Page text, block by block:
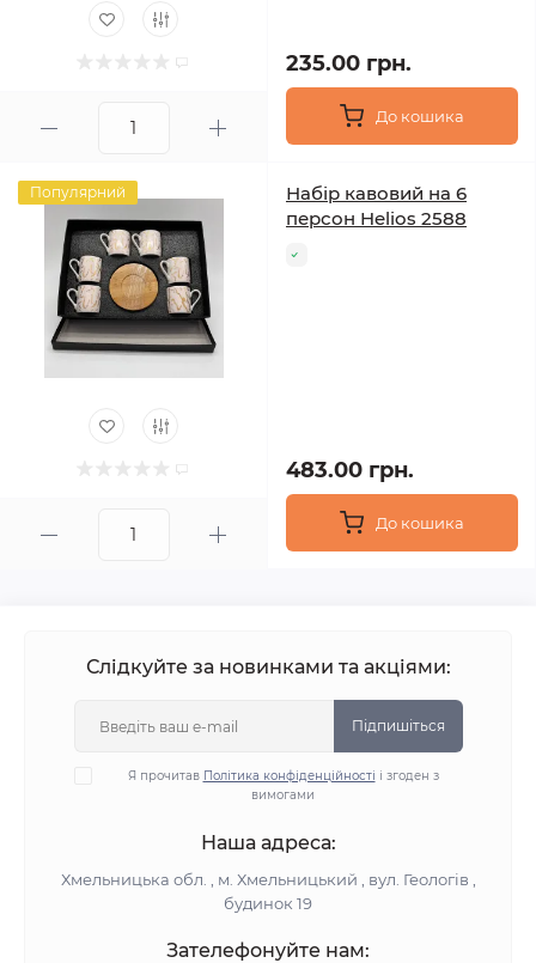
235.00 грн.
До кошика
Популярний
Набір кавовий на 6
персон Helios 2588
483.00 грн.
До кошика
Слідкуйте за новинками та акціями:
Підпишіться
Я прочитав Політика конфіденційності і згоден з
вимогами
Наша адреса:
Хмельницька обл. , м. Хмельницький , вул. Геологів ,
будинок 19
Зателефонуйте нам: